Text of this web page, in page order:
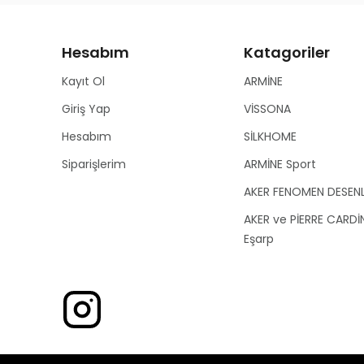
Hesabım
Kayıt Ol
Giriş Yap
Hesabım
Siparişlerim
Katagoriler
ARMİNE
VİSSONA
SİLKHOME
ARMİNE Sport
AKER FENOMEN
AKER ve PİERRE
Eşarp